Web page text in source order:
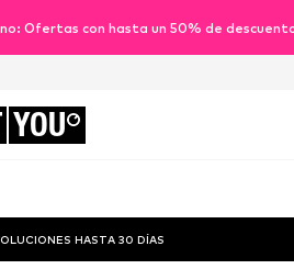
Ofertas con hasta un 50% de
YOU
HASTA 30 DÍAS